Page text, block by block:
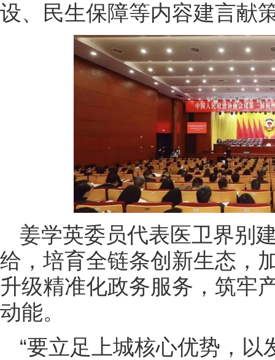
设、民生保障等内容建言献
姜学英委员代表医卫界别
给，培育全链条创新生态，
升级精准化政务服务，筑牢
动能。
“要立足上城核心优势，以